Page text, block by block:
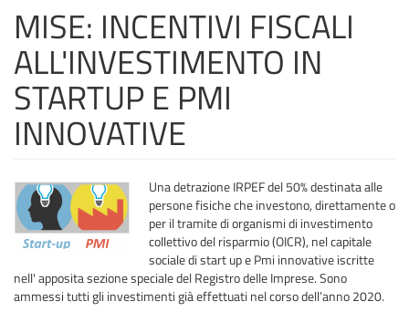
MISE: INCENTIVI FISCALI
ALL'INVESTIMENTO IN
STARTUP E PMI
INNOVATIVE
Una detrazione IRPEF del 50% destinata alle
persone fisiche che investono, direttamente o
per il tramite di organismi di investimento
collettivo del risparmio (OICR), nel capitale
sociale di start up e Pmi innovative iscritte
nell' apposita sezione speciale del Registro delle Imprese. Sono
ammessi tutti gli investimenti già effettuati nel corso dell’anno 2020.